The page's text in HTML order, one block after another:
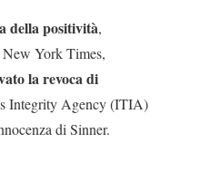
della positività,
New York Times,
la revoca di
Integrity Agency (ITIA)
di Sinner.